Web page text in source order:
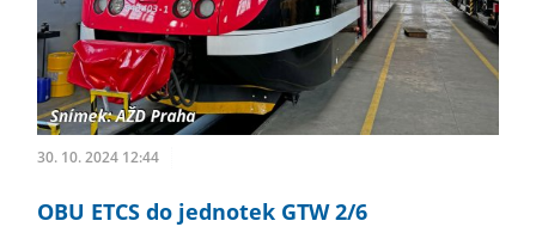
30. 10. 2024 12:44
OBU ETCS do jednotek GTW 2/6